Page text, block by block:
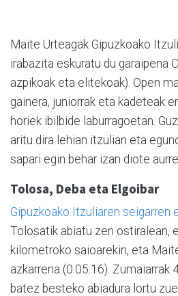
Maite Urteagak Gipuzkoako
irabazita eskuratu du garaipena
azpikoak eta elitekoak). Open
gainera, juniorrak eta kadeteak
horiek ibilbide laburragoetan.
aritu dira lehian itzulian eta
sapari egin behar izan diote
Tolosa, Deba eta Elgoibar
Gipuzkoako Itzuliaren seigarren
Tolosatik abiatu zen ostiralean,
kilometroko saioarekin, eta
azkarrena (0:05:16). Zumaiarrak
batez besteko abiadura lortu